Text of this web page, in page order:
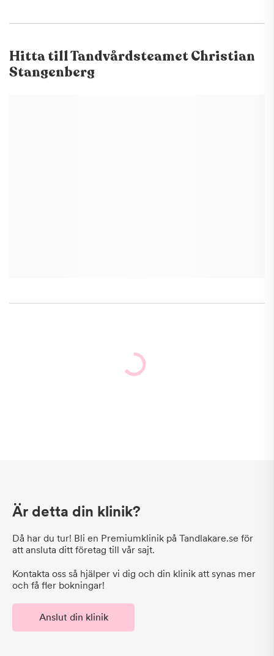
Hitta tillTandvårdsteamet Christian
Stangenberg
Är detta din klinik?
Då har du tur! Bli en Premiumklinik på Tandlakare.se för
att ansluta ditt företag till vår sajt.
Kontakta oss så hjälper vi dig och din klinik att synas mer
och få fler bokningar!
Anslut din klinik